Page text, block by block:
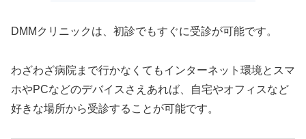
DMMクリニックは、初診でもすぐに受診が可能です。
わざわざ病院まで行かなくてもインターネット環境とスマ
ホやPCなどのデバイスさえあれば、自宅やオフィスなど
好きな場所から受診することが可能です。